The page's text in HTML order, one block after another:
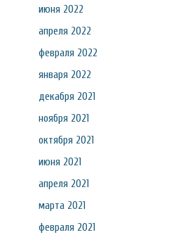
июня 2022
апреля 2022
февраля 2022
января 2022
декабря 2021
ноября 2021
октября 2021
июня 2021
апреля 2021
марта 2021
февраля 2021